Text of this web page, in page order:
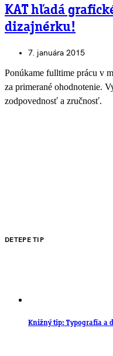
KAT hľadá
dizajnérku!
7. januára 2015
Ponúkame fulltime prácu v
za primerané ohodnotenie.
zodpovednosť a zručnosť.
DETEPE TIP
Knižný tip: Typografia a